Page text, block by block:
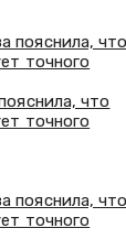
что
точного